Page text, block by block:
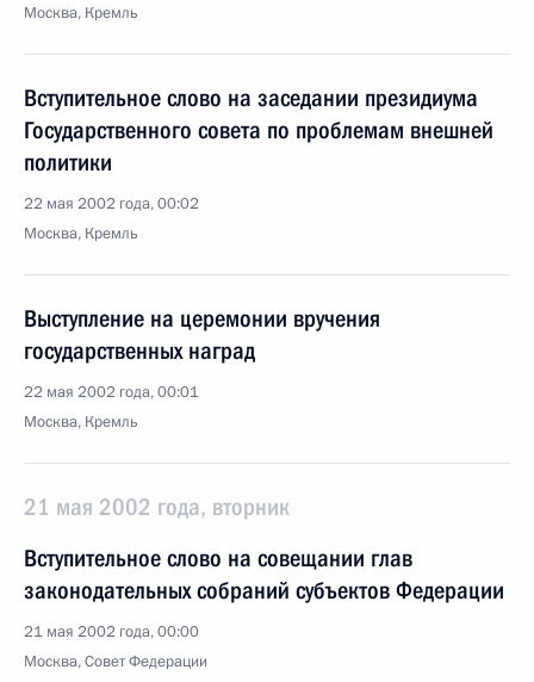
Москва, Кремль
Вступительное слово на заседании президиума
Государственного совета по проблемам внешней
политики
22 мая 2002 года, 00:02
Москва, Кремль
Выступление на церемонии вручения
государственных наград
22 мая 2002 года, 00:01
Москва, Кремль
21 мая 2002 года, вторник
Вступительное слово на совещании глав
законодательных собраний субъектов Федерации
21 мая 2002 года, 00:00
Москва, Совет Федерации